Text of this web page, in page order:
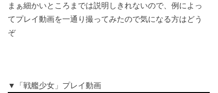
まぁ細かいところまでは説明しきれないので、例によっ
てプレイ動画を一通り撮ってみたので気になる方はどう
ぞ
▼「戦艦少女」プレイ動画